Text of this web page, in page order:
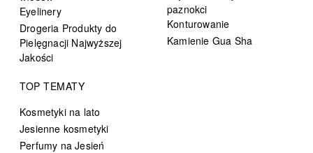
Eyelinery
Drogeria Produkty do
Pielęgnacji Najwyższej
Jakości
paznokci
Konturowanie
Kamienie Gua Sha
TOP TEMATY
Kosmetyki na lato
Jesienne kosmetyki
Perfumy na Jesień